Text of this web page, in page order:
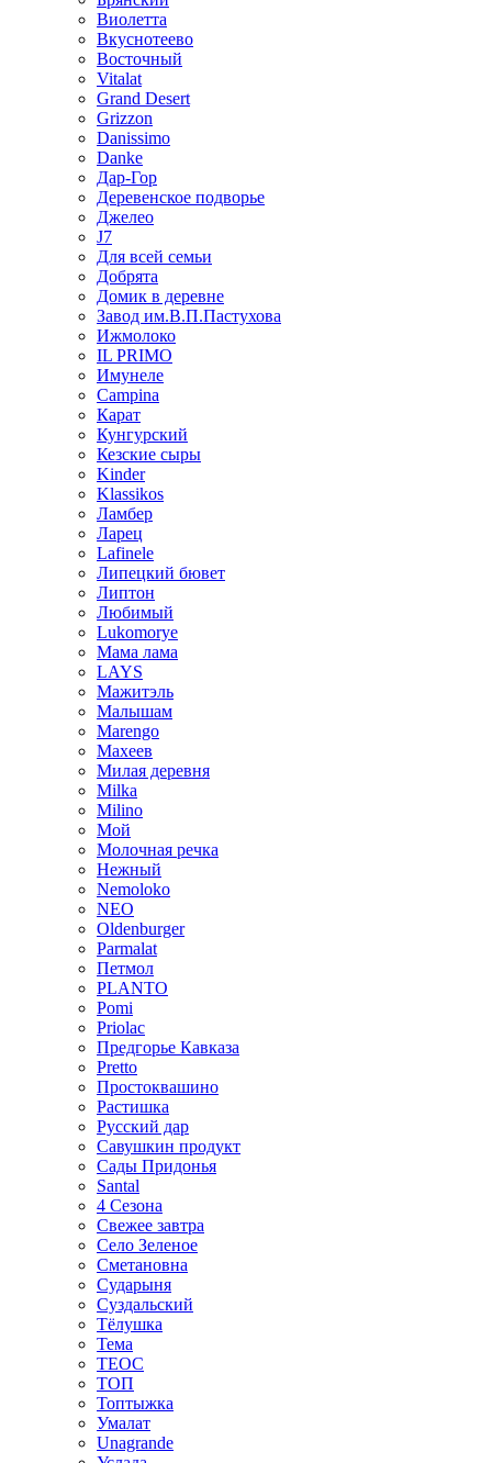
Виолетта
Вкуснотеево
Восточный
Vitalat
Grand Desert
Grizzon
Danissimo
Danke
Дар-Гор
Деревенское подворье
Джелео
J7
Для всей семьи
Добрята
Домик в деревне
Завод им.В.П.Пастухова
Ижмолоко
IL PRIMO
Имунеле
Campina
Карат
Кунгурский
Кезские сыры
Kinder
Klassikos
Ламбер
Ларец
Lafinele
Липецкий бювет
Липтон
Любимый
Lukomorye
Мама лама
LAYS
Мажитэль
Малышам
Marengo
Махеев
Милая деревня
Milka
Milino
Мой
Молочная речка
Нежный
Nemoloko
NEO
Oldenburger
Parmalat
Петмол
PLANTO
Pomi
Priolac
Предгорье Кавказа
Pretto
Простоквашино
Растишка
Русский дар
Савушкин продукт
Сады Придонья
Santal
4 Сезона
Свежее завтра
Село Зеленое
Сметановна
Сударыня
Суздальский
Тёлушка
Тема
ТЕОС
ТОП
Топтыжка
Умалат
Unagrande